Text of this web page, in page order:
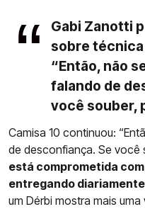
Gabi Zanotti
sobre
“Então, não
falando de
você souber,
Camisa 10 continuou:
de desconfiança. Se você
está comprometida
entregando diariamente
um Dérbi mostra mais